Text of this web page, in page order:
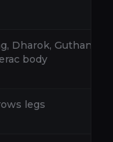
Dharok, Guthan,
body
legs